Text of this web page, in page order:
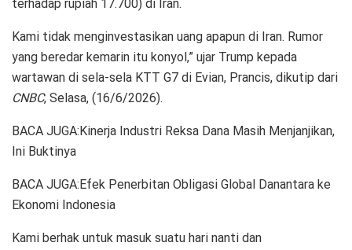
terhadap rupiah 17.700) di Iran.
Kami tidak menginvestasikan uang apapun di Iran. Rumor
yang beredar kemarin itu konyol,” ujar Trump kepada
wartawan di sela-sela KTT G7 di Evian, Prancis, dikutip dari
CNBC, Selasa, (16/6/2026).
BACA JUGA:Kinerja Industri Reksa Dana Masih Menjanjikan,
Ini Buktinya
BACA JUGA:Efek Penerbitan Obligasi Global Danantara ke
Ekonomi Indonesia
Kami berhak untuk masuk suatu hari nanti dan